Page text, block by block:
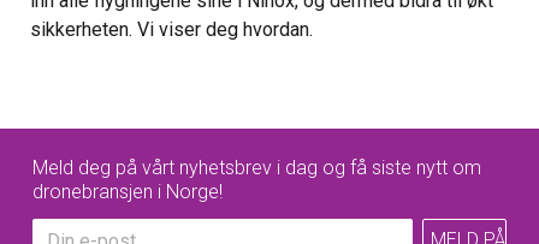
sikkerheten. Vi viser deg hvordan.
Meld deg på vårt nyhetsbrev i dag og få siste nytt om
dronebransjen i Norge!